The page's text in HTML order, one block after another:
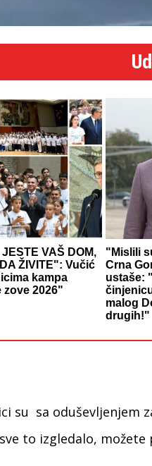
VAŠ DOM,
ŽIVITE": Vučić
kampa
zove 2026"
"Mislili
Crna
ustaše:
malog
drugih!"
su sa oduševljenjem
to izgledalo,